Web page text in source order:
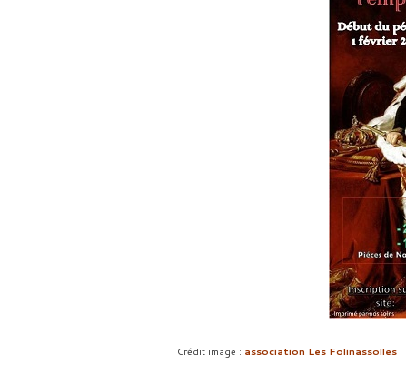
Crédit image : association Les Folinassolles